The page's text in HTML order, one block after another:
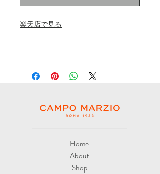
楽天店で見る
Home
About
Shop​